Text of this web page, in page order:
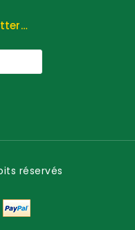
réservés